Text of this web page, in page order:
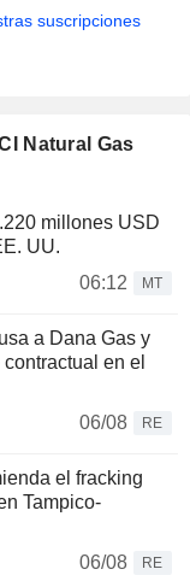
suscripciones
Natural Gas
millones USD
UU.
06:12
MT
a Dana Gas y
en el
06/08
RE
el fracking
Tampico-
06/08
RE